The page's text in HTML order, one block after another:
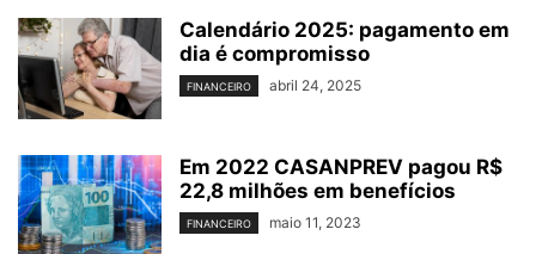
Calendário 2025: pagamento em
dia é compromisso
FINANCEIRO abril 24, 2025
Em 2022 CASANPREV pagou R$
22,8 milhões em benefícios
FINANCEIRO maio 11, 2023